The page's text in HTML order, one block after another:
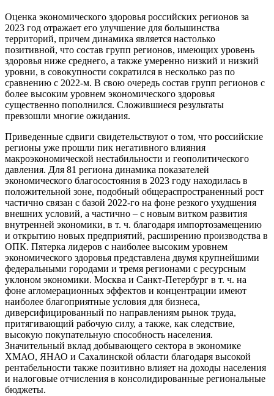
Оценка экономического здоровья российских регионов за
2023 год отражает его улучшение для большинства
территорий, причем динамика является настолько
позитивной, что состав групп регионов, имеющих уровень
здоровья ниже среднего, а также умеренно низкий и низкий
уровни, в совокупности сократился в несколько раз по
сравнению с 2022-м. В свою очередь состав групп регионов с
более высоким уровнем экономического здоровья
существенно пополнился. Сложившиеся результаты
превзошли многие ожидания.
Приведенные сдвиги свидетельствуют о том, что российские
регионы уже прошли пик негативного влияния
макроэкономической нестабильности и геополитического
давления. Для 81 региона динамика показателей
экономического благосостояния в 2023 году находилась в
положительной зоне, подобный общераспространенный рост
частично связан с базой 2022-го на фоне резкого ухудшения
внешних условий, а частично – с новым витком развития
внутренней экономики, в т. ч. благодаря импортозамещению
и открытию новых предприятий, расширению производства в
ОПК. Пятерка лидеров с наиболее высоким уровнем
экономического здоровья представлена двумя крупнейшими
федеральными городами и тремя регионами с ресурсным
уклоном экономики. Москва и Санкт-Петербург в т. ч. на
фоне агломерационных эффектов и концентрации имеют
наиболее благоприятные условия для бизнеса,
диверсифицированный по направлениям рынок труда,
притягивающий рабочую силу, а также, как следствие,
высокую покупательную способность населения.
Значительный вклад добывающего сектора в экономике
ХМАО, ЯНАО и Сахалинской области благодаря высокой
рентабельности также позитивно влияет на доходы населения
и налоговые отчисления в консолидированные региональные
бюджеты.